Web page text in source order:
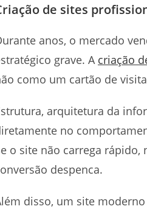
de sites
anos, o mercado
grave. A criação
como um cartão de
arquitetura da
no
o site não carrega
despenca.
disso, um site